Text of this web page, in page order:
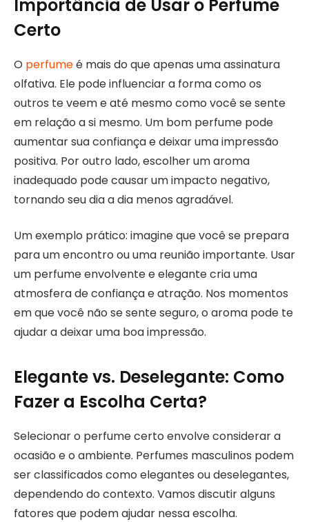
Importância de Usar o Perfume
Certo
O perfumeé mais do que apenas uma assinatura
olfativa. Ele pode influenciar a forma como os
outros te veem e até mesmo como você se sente
em relação a si mesmo. Um bom perfume pode
aumentar sua confiança e deixar uma impressão
positiva. Por outro lado, escolher um aroma
inadequado pode causar um impacto negativo,
tornando seu dia a dia menos agradável.
Um exemplo prático: imagine que você se prepara
para um encontro ou uma reunião importante. Usar
um perfume envolvente e elegante cria uma
atmosfera de confiança e atração. Nos momentos
em que você não se sente seguro, o aroma pode te
ajudar a deixar uma boa impressão.
Elegante vs. Deselegante: Como
Fazer a Escolha Certa?
Selecionar o perfume certo envolve considerar a
ocasião e o ambiente. Perfumes masculinos podem
ser classificados como elegantes ou deselegantes,
dependendo do contexto. Vamos discutir alguns
fatores que podem ajudar nessa escolha.